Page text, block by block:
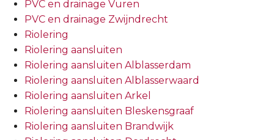
PVC en drainage Vuren
PVC en drainage Zwijndrecht
Riolering
Riolering aansluiten
Riolering aansluiten Alblasserdam
Riolering aansluiten Alblasserwaard
Riolering aansluiten Arkel
Riolering aansluiten Bleskensgraaf
Riolering aansluiten Brandwijk